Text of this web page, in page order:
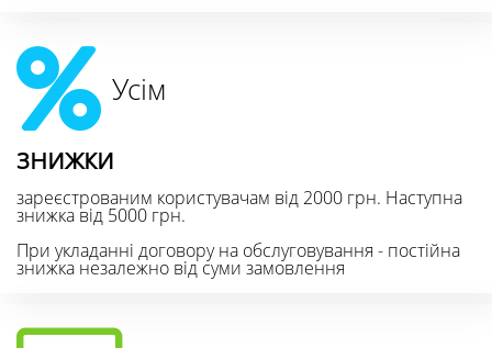
Усім
знижки
зареєстрованим користувачам від 2000 грн. Наступна
знижка від 5000 грн.
При укладанні договору на обслуговування - постійна
знижка незалежно від суми замовлення